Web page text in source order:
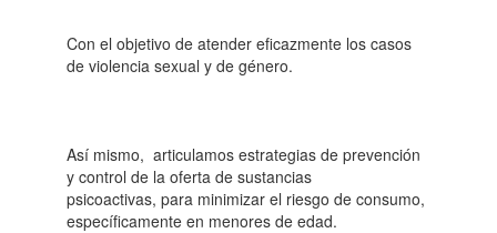
Con el objetivo de atender eficazmente los casos
de violencia sexual y de género.
Así mismo, articulamos estrategias de prevención
y control de la oferta de sustancias
psicoactivas, para minimizar el riesgo de consumo,
específicamente en menores de edad.